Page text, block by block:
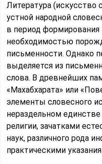
Литература (искусство
устной народной
в период формирования
необходимостью
письменности. Однако
выделяется из
слова. В древнейших
«Махабхарата» или
элементы словесного
нераздельном
религии, зачатками
наук, различного рода
практическими